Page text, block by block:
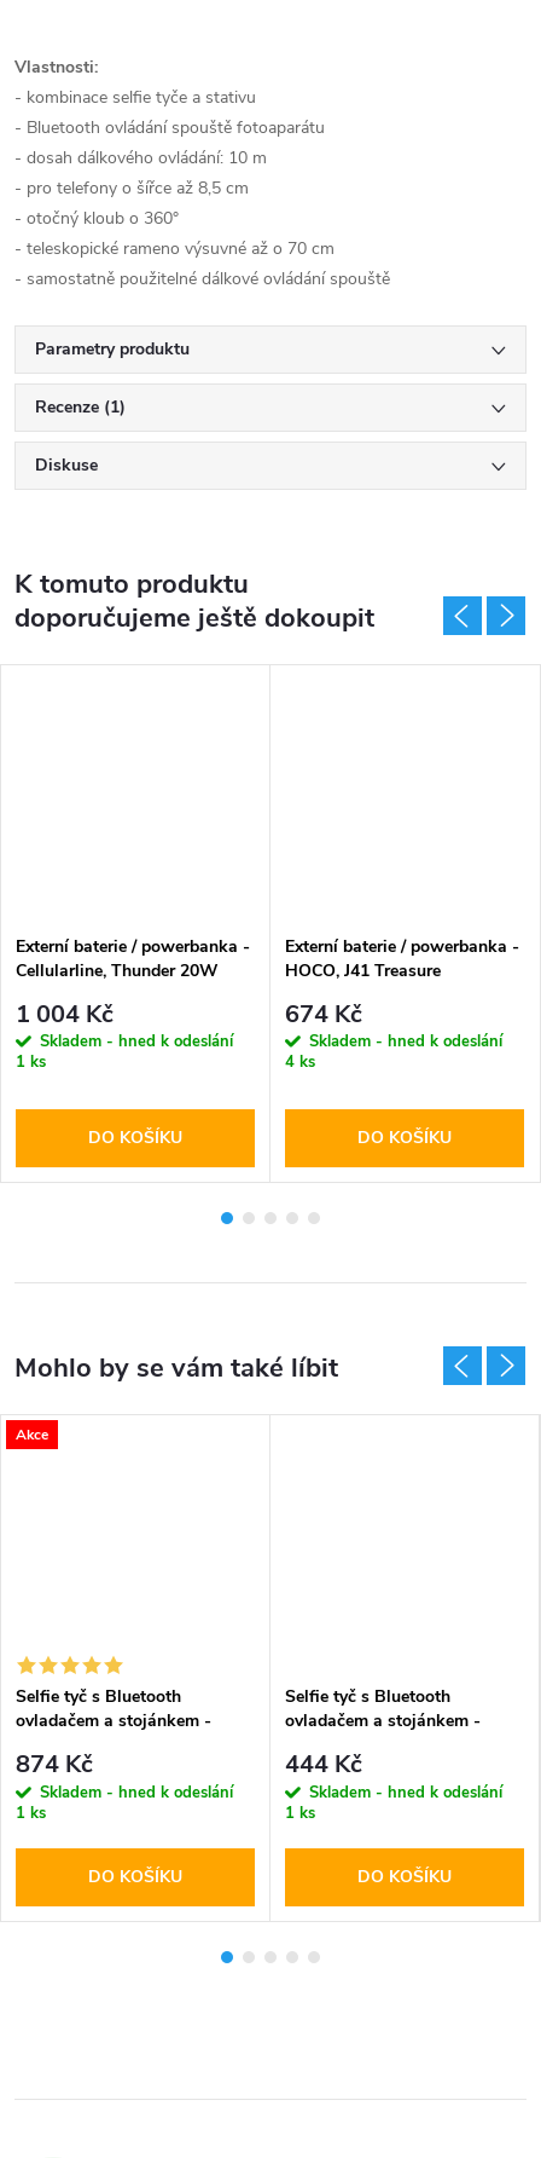
Vlastnosti:
- kombinace selfie tyče a stativu
- Bluetooth ovládání spouště fotoaparátu
- dosah dálkového ovládání: 10 m
- pro telefony o šířce až 8,5 cm
- otočný kloub o 360°
- teleskopické rameno výsuvné až o 70 cm
- samostatně použitelné dálkové ovládání spouště
Parametry produktu
Recenze (1)
Diskuse
K tomuto produktu
doporučujeme ještě dokoupit
Externí baterie / powerbanka -
Cellularline, Thunder 20W
1 004 Kč
Skladem - hned k odeslání
1 ks
DO KOŠÍKU
Externí baterie / powerbanka -
HOCO, J41 Treasure
674 Kč
Skladem - hned k odeslání
4 ks
DO KOŠÍKU
Akce
Selfie tyč s Bluetooth
ovladačem a stojánkem -
Stick Tripod Black
874 Kč
Skladem - hned k odeslání
1 ks
DO KOŠÍKU
Selfie tyč s Bluetooth
ovladačem a stojánkem -
Stick Tripod
444 Kč
Skladem - hned k odeslání
1 ks
DO KOŠÍKU